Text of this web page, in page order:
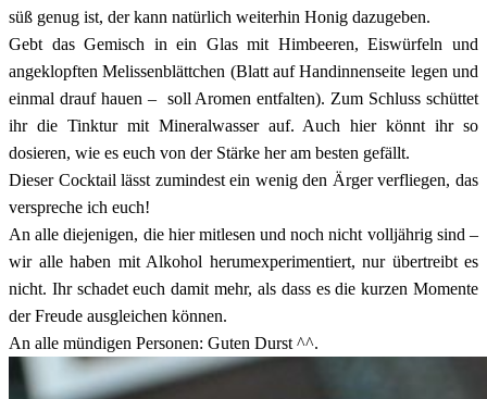
süß genug ist, der kann natürlich weiterhin Honig dazugeben.
Gebt das Gemisch in ein Glas mit Himbeeren, Eiswürfeln und
angeklopften Melissenblättchen (Blatt auf Handinnenseite legen und
einmal drauf hauen – soll Aromen entfalten). Zum Schluss schüttet
ihr die Tinktur mit Mineralwasser auf. Auch hier könnt ihr so
dosieren, wie es euch von der Stärke her am besten gefällt.
Dieser Cocktail lässt zumindest ein wenig den Ärger verfliegen, das
verspreche ich euch!
An alle diejenigen, die hier mitlesen und noch nicht volljährig sind –
wir alle haben mit Alkohol herumexperimentiert, nur übertreibt es
nicht. Ihr schadet euch damit mehr, als dass es die kurzen Momente
der Freude ausgleichen können.
An alle mündigen Personen: Guten Durst ^^.